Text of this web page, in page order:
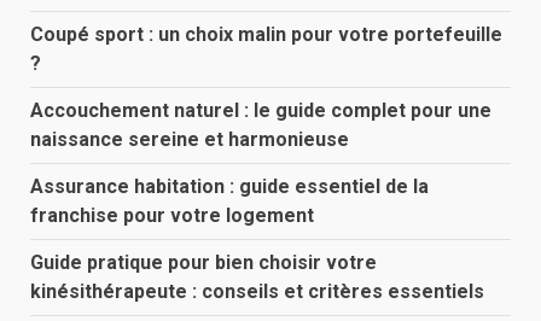
Coupé sport : un choix malin pour votre portefeuille
?
Accouchement naturel : le guide complet pour une
naissance sereine et harmonieuse
Assurance habitation : guide essentiel de la
franchise pour votre logement
Guide pratique pour bien choisir votre
kinésithérapeute : conseils et critères essentiels